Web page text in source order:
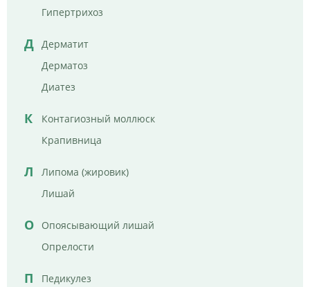
Гипертрихоз
Д
Дерматит
Дерматоз
Диатез
К
Контагиозный моллюск
Крапивница
Л
Липома (жировик)
Лишай
О
Опоясывающий лишай
Опрелости
П
Педикулез